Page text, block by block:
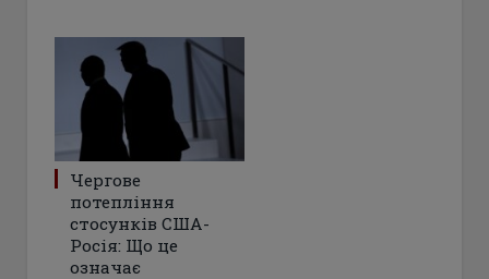
Чергове
потепління
стосунків США-
Росія: Що це
означає